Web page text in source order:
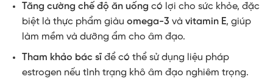
Tăng cường chế độ ăn uống có lợi cho sức khỏe, đặc
biệt là thực phẩm giàu omega-3 và vitamin E, giúp
làm mềm và dưỡng ẩm cho âm đạo.
Tham khảo bác sĩđể có thể sử dụng liệu pháp
estrogen nếu tình trạng khô âm đạo nghiêm trọng.